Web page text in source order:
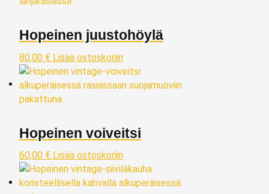
Hopeinen juustohöylä
80,00 € Lisää ostoskoriin
Hopeinen voiveitsi
60,00 € Lisää ostoskoriin